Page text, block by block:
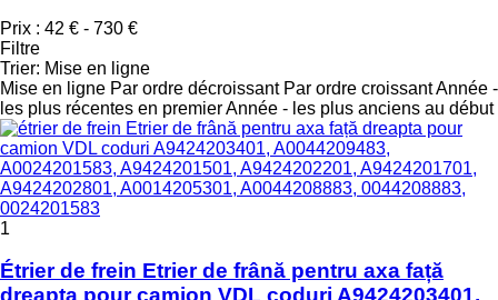
Prix : 42 € - 730 €
Filtre
Trier: Mise en ligne
Mise en ligne Par ordre décroissant Par ordre croissantAnnée -
les plus récentes en premierAnnée - les plus anciens au début
1
Étrier de frein Etrier de frână pentru axa față